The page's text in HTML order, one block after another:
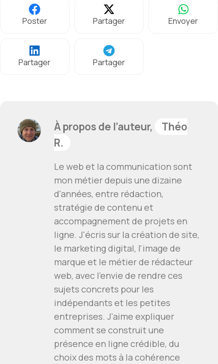
Poster Partager Envoyer
Partager Partager
À propos de l’auteur,
Théo
R.
Le web et la communication sont
mon métier depuis une dizaine
d'années, entre rédaction,
stratégie de contenu et
accompagnement de projets en
ligne. J'écris sur la création de site,
le marketing digital, l'image de
marque et le métier de rédacteur
web, avec l'envie de rendre ces
sujets concrets pour les
indépendants et les petites
entreprises. J'aime expliquer
comment se construit une
présence en ligne crédible, du
choix des mots à la cohérence